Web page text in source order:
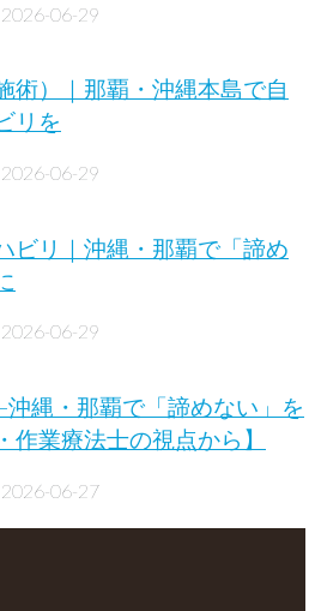
2026-06-29
術）｜那覇・沖縄本島で自
リを
2026-06-29
ビリ｜沖縄・那覇で「諦め
2026-06-29
縄・那覇で「諦めない」を
業療法士の視点から】
2026-06-27